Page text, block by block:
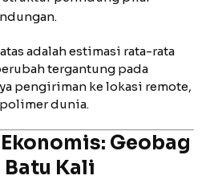
adalah estimasi rata-rata
tergantung pada
pengiriman ke lokasi remote,
dunia.
Geobag
Batu Kali